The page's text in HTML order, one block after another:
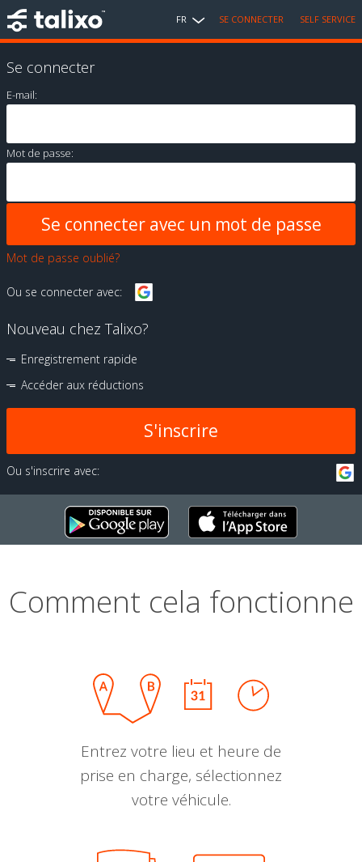
FR SE CONNECTER SELF SERVICE
Se connecter
E-mail:
Mot de passe:
Mot de passe oublié?
Ou se connecter avec:
Nouveau chez Talixo?
Enregistrement rapide
Accéder aux réductions
S'inscrire
Ou s'inscrire avec:
Comment cela fonctionne
Entrez votre lieu et heure de
prise en charge, sélectionnez
votre véhicule.